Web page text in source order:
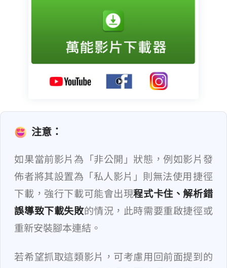
注意：
如果當前影片為「非公開」狀態，例如影片發
佈者將其設置為「私人影片」則無法使用 iOS 捷徑
下載，強行下載可能會出現程式卡住、解析錯
誤導致下載失敗的情況，此時需要重啟捷徑或
重新安裝腳本連結。
若希望抓取這類影片，可考慮用回前面提到的